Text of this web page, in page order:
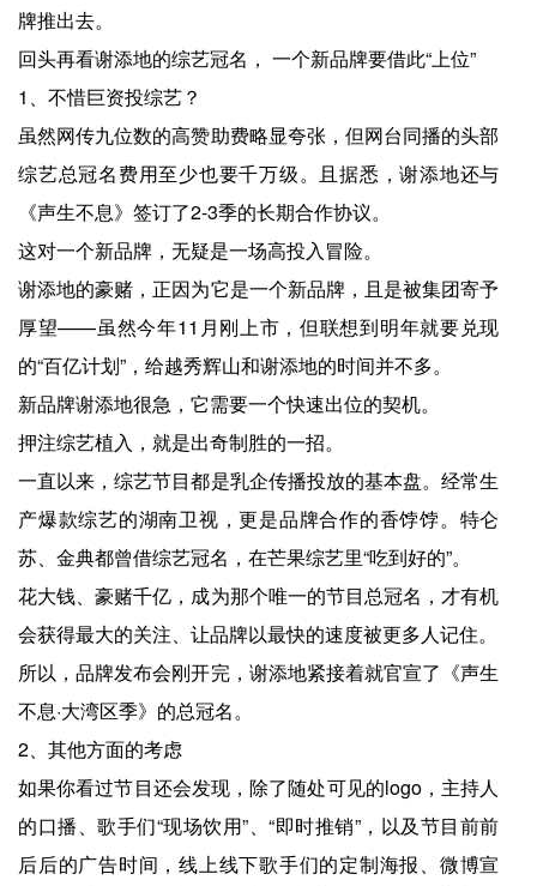
牌推出去。
回头再看谢添地的综艺冠名， 一个新品牌要借此“上位”
1、不惜巨资投综艺？
虽然网传九位数的高赞助费略显夸张，但网台同播的头部
综艺总冠名费用至少也要千万级。且据悉，谢添地还与
《声生不息》签订了2-3季的长期合作协议。
这对一个新品牌，无疑是一场高投入冒险。
谢添地的豪赌，正因为它是一个新品牌，且是被集团寄予
厚望——虽然今年11月刚上市，但联想到明年就要兑现
的“百亿计划”，给越秀辉山和谢添地的时间并不多。
新品牌谢添地很急，它需要一个快速出位的契机。
押注综艺植入，就是出奇制胜的一招。
一直以来，综艺节目都是乳企传播投放的基本盘。经常生
产爆款综艺的湖南卫视，更是品牌合作的香饽饽。特仑
苏、金典都曾借综艺冠名，在芒果综艺里“吃到好的”。
花大钱、豪赌千亿，成为那个唯一的节目总冠名，才有机
会获得最大的关注、让品牌以最快的速度被更多人记住。
所以，品牌发布会刚开完，谢添地紧接着就官宣了《声生
不息·大湾区季》的总冠名。
2、其他方面的考虑
如果你看过节目还会发现，除了随处可见的logo，主持人
的口播、歌手们“现场饮用”、“即时推销”，以及节目前前
后后的广告时间，线上线下歌手们的定制海报、微博宣